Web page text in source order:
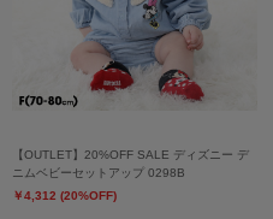
【OUTLET】20%OFF SALE ディズニー デ
ニムベビーセットアップ 0298B
￥4,312 (20%OFF)